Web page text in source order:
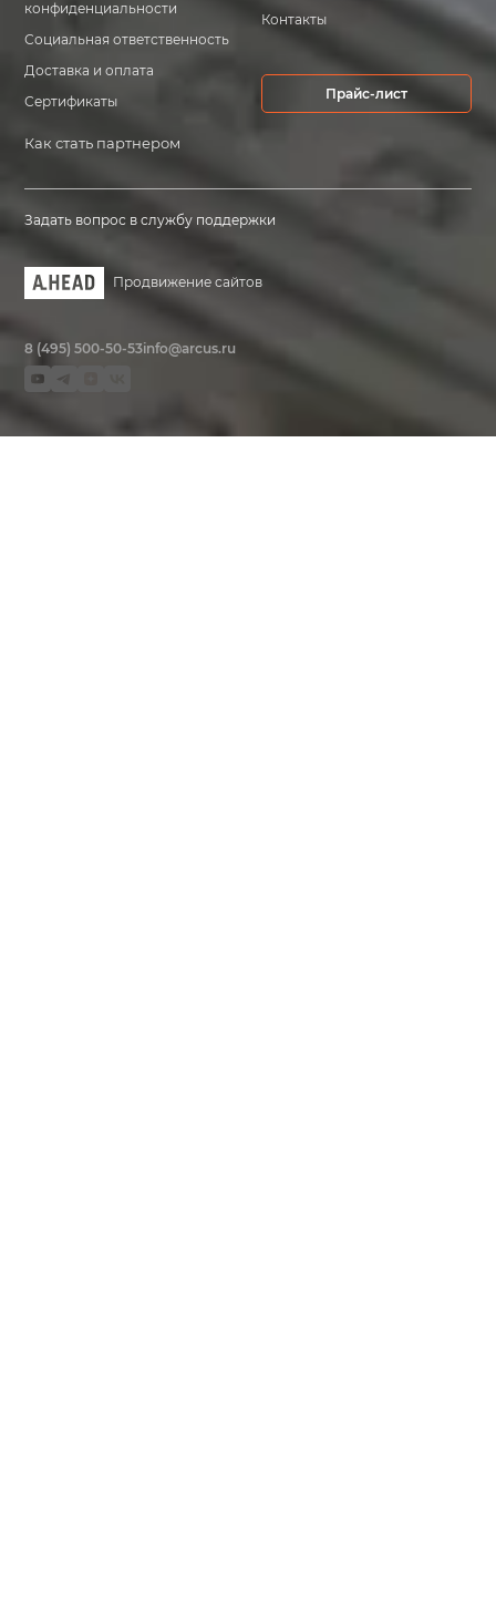
конфиденциальности
Социальная ответственность
Доставка и оплата
Сертификаты
Как стать партнером
Контакты
Прайс-лист
Задать вопрос в службу поддержки
Продвижение сайтов
8 (495) 500-50-53info@arcus.ru